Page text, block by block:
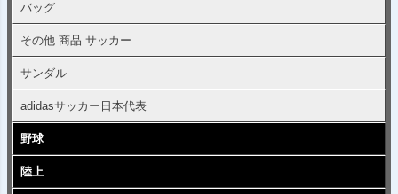
バッグ
その他 商品 サッカー
サンダル
adidasサッカー日本代表
野球
陸上